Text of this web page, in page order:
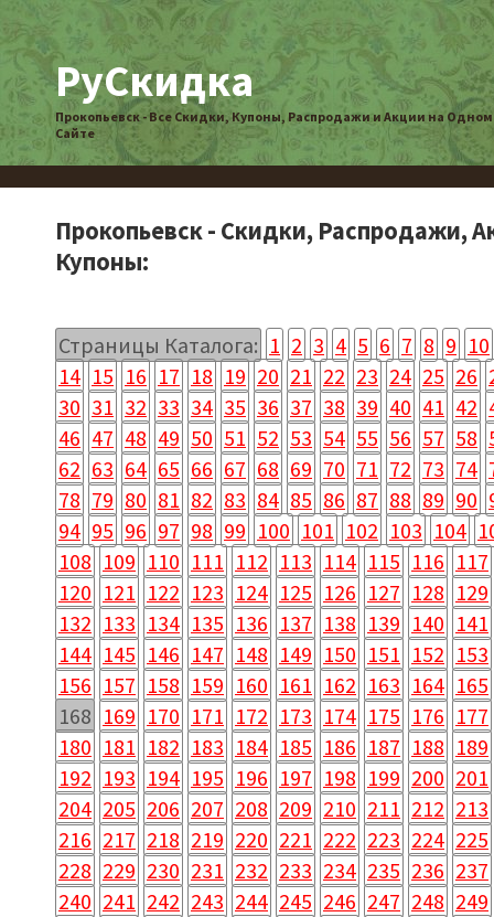
РуСкидка
Прокопьевск - Все Скидки, Купоны, Распродажи и Акции на Одном
Сайте
Прокопьевск - Скидки, Распродажи,
Купоны:
Страницы Каталога: 1 2 3 4 5 6 7 8 9 10
14 15 16 17 18 19 20 21 22 23 24 25 26
30 31 32 33 34 35 36 37 38 39 40 41 42
46 47 48 49 50 51 52 53 54 55 56 57 58
62 63 64 65 66 67 68 69 70 71 72 73 74
78 79 80 81 82 83 84 85 86 87 88 89 90
94 95 96 97 98 99 100 101 102 103 104
108 109 110 111 112 113 114 115 116 117
120 121 122 123 124 125 126 127 128 129
132 133 134 135 136 137 138 139 140 141
144 145 146 147 148 149 150 151 152 153
156 157 158 159 160 161 162 163 164 165
168 169 170 171 172 173 174 175 176 177
180 181 182 183 184 185 186 187 188 189
192 193 194 195 196 197 198 199 200 201
204 205 206 207 208 209 210 211 212 213
216 217 218 219 220 221 222 223 224 225
228 229 230 231 232 233 234 235 236 237
240 241 242 243 244 245 246 247 248 249